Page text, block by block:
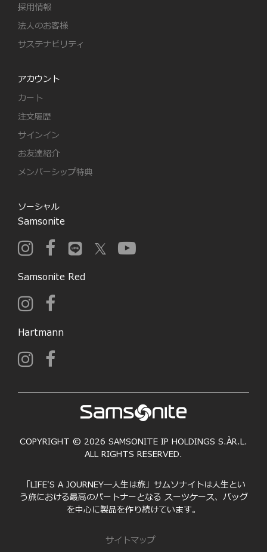
採用情報
法人のお客様
サステナビリティ
アカウント
カート
注文履歴
サインイン
お友達紹介
メンバーシップ特典
ソーシャル
Samsonite
Samsonite Red
Hartmann
COPYRIGHT © 2026 SAMSONITE IP HOLDINGS S.ÀR.L.
ALL RIGHTS RESERVED.
「LIFE'S A JOURNEY―人生は旅」サムソナイトは人生とい
う旅における最高のパートナーとなる スーツケース、バッグ
を中心に製品を作り続けています。
サイトマップ